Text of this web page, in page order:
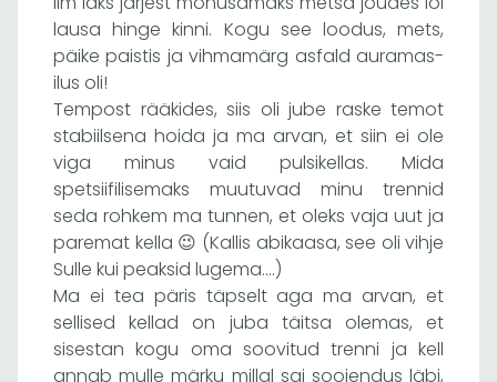
lausa hinge kinni. Kogu see loodus, mets,
päike paistis ja vihmamärg asfald auramas-
ilus oli!
Tempost rääkides, siis oli jube raske temot
stabiilsena hoida ja ma arvan, et siin ei ole
viga minus vaid pulsikellas. Mida
spetsiifilisemaks muutuvad minu trennid
seda rohkem ma tunnen, et oleks vaja uut ja
paremat kella 😉 (Kallis abikaasa, see oli vihje
Sulle kui peaksid lugema….)
Ma ei tea päris täpselt aga ma arvan, et
sellised kellad on juba täitsa olemas, et
sisestan kogu oma soovitud trenni ja kell
annab mulle märku millal sai soojendus läbi,